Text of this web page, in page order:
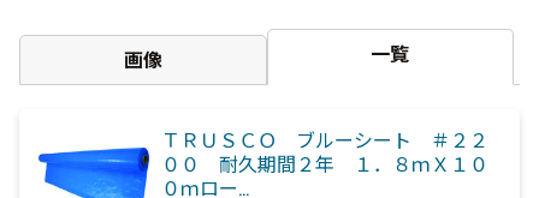
画像 一覧
ＴＲＵＳＣＯ ブルーシート ＃２２
００ 耐久期間２年 １．８ｍＸ１０
０ｍロー…